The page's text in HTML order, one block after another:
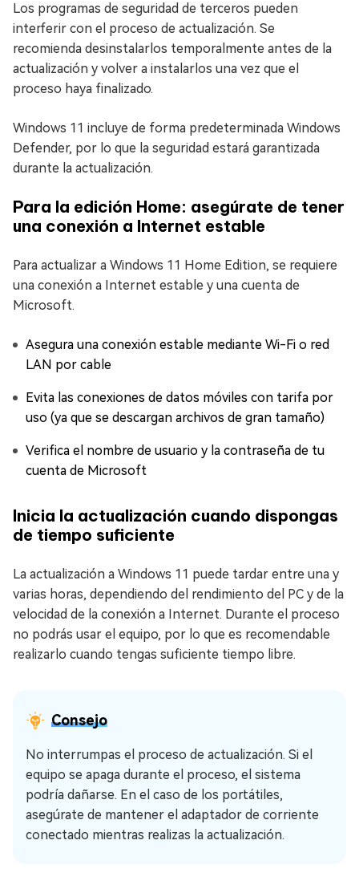
Los programas de seguridad de terceros pueden
interferir con el proceso de actualización. Se
recomienda desinstalarlos temporalmente antes de la
actualización y volver a instalarlos una vez que el
proceso haya finalizado.
Windows 11 incluye de forma predeterminada Windows
Defender, por lo que la seguridad estará garantizada
durante la actualización.
Para la edición Home: asegúrate de tener
una conexión a Internet estable
Para actualizar a Windows 11 Home Edition, se requiere
una conexión a Internet estable y una cuenta de
Microsoft.
Asegura una conexión estable mediante Wi-Fi o red
LAN por cable
Evita las conexiones de datos móviles con tarifa por
uso (ya que se descargan archivos de gran tamaño)
Verifica el nombre de usuario y la contraseña de tu
cuenta de Microsoft
Inicia la actualización cuando dispongas
de tiempo suficiente
La actualización a Windows 11 puede tardar entre una y
varias horas, dependiendo del rendimiento del PC y de la
velocidad de la conexión a Internet. Durante el proceso
no podrás usar el equipo, por lo que es recomendable
realizarlo cuando tengas suficiente tiempo libre.
Consejo
No interrumpas el proceso de actualización. Si el
equipo se apaga durante el proceso, el sistema
podría dañarse. En el caso de los portátiles,
asegúrate de mantener el adaptador de corriente
conectado mientras realizas la actualización.